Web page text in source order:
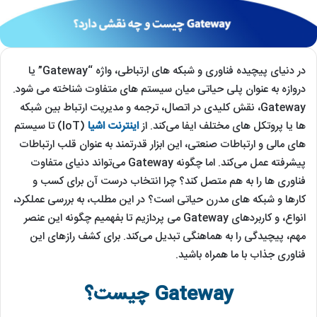
در دنیای پیچیده فناوری و شبکه ‌های ارتباطی، واژه “Gateway” یا
دروازه به ‌عنوان پلی حیاتی میان سیستم‌ های متفاوت شناخته می ‌شود.
Gateway، نقش کلیدی در اتصال، ترجمه و مدیریت ارتباط بین شبکه
‌ها یا پروتکل ‌های مختلف ایفا می‌کند. ازاینترنت اشیا
(IoT) تا سیستم‌
های مالی و ارتباطات صنعتی، این ابزار قدرتمند به ‌عنوان قلب ارتباطات
پیشرفته عمل می‌کند. اما چگونه Gateway می‌تواند دنیای متفاوت
فناوری ‌ها را به هم متصل کند؟ چرا انتخاب درست آن برای کسب ‌و
کارها و شبکه ‌های مدرن حیاتی است؟ در این مطلب، به بررسی عملکرد،
انواع، و کاربردهای Gateway می‌ پردازیم تا بفهمیم چگونه این عنصر
مهم، پیچیدگی را به هماهنگی تبدیل می‌کند. برای کشف رازهای این
فناوری جذاب با ما همراه باشید.
Gateway چیست؟